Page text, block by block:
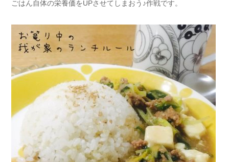
ごはん自体の栄養価をUPさせてしまおう♪作戦です。